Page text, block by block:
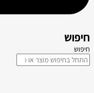
חיפוש
חיפוש